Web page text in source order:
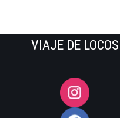
VIAJE DE LOCOS